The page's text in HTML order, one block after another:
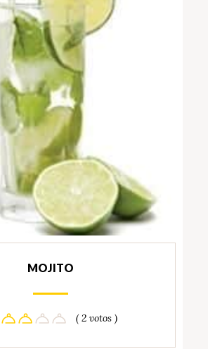
MOJITO
( 2 votos )